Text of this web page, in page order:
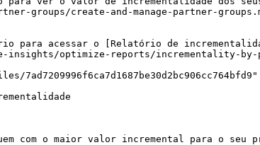
groups/create-and-manage-partner-
para acessar o [Relatório de
insights/optimize-reports/incrementality-
com o maior valor incremental para o